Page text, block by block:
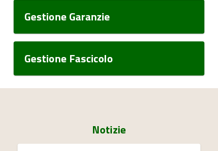
Gestione Garanzie
Gestione Fascicolo
Notizie